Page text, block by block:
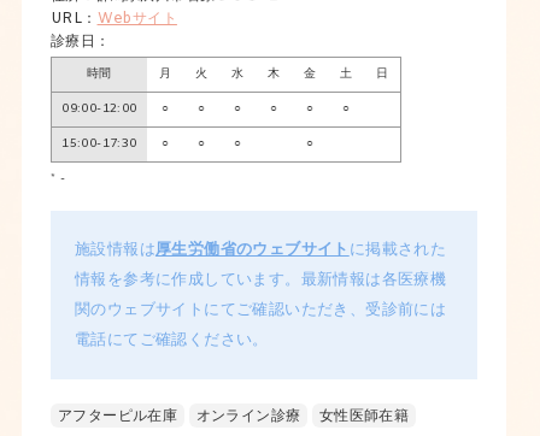
URL： Webサイト
診療日：
時間 月 火 水 木 金 土 日
09:00-12:00 ○ ○ ○ ○ ○ ○
15:00-17:30 ○ ○ ○ ○
* -
施設情報は厚生労働省のウェブサイト に掲載された
情報を参考に作成しています。最新情報は各医療機
関のウェブサイトにてご確認いただき、受診前には
電話にてご確認ください。
アフターピル在庫 オンライン診療
女性医師在籍